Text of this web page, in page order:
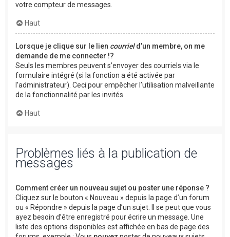
votre compteur de messages.
Haut
Lorsque je clique sur le lien courrield’un membre, on me
demande de me connecter !?
Seuls les membres peuvent s’envoyer des courriels via le
formulaire intégré (si la fonction a été activée par
l’administrateur). Ceci pour empêcher l’utilisation malveillante
de la fonctionnalité par les invités.
Haut
Problèmes liés à la publication de
messages
Comment créer un nouveau sujet ou poster une réponse ?
Cliquez sur le bouton « Nouveau » depuis la page d’un forum
ou « Répondre » depuis la page d’un sujet. Il se peut que vous
ayez besoin d’être enregistré pour écrire un message. Une
liste des options disponibles est affichée en bas de page des